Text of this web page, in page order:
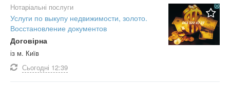
Нотаріальні послуги
Услуги по выкупу недвижимости, золото.
Восстановление документов
Договірна
із м. Київ
Сьогодні 12:39